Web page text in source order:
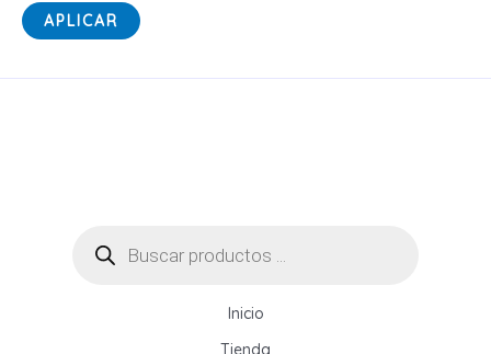
t
a
d
APLICAR
productos
Inicio
Tienda